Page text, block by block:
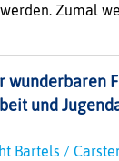
Zumal
wunderbaren
und
Bartels /